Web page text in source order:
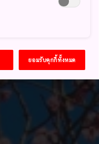
ยอมรับคุกกี้ทั้งหมด